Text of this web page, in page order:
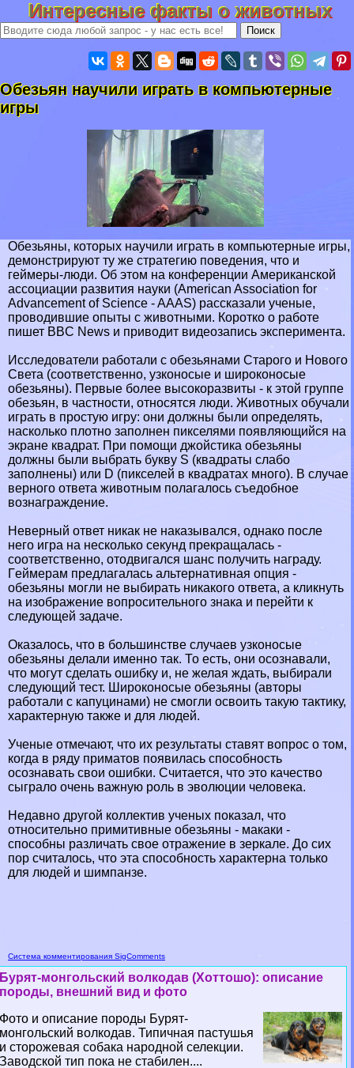
Интересные факты о животных
Обезьян научили играть в компьютерные
игры
Обезьяны, которых научили играть в компьютерные игры,
демонстрируют ту же стратегию поведения, что и
гeймеры-люди. Об этом на конференции Американской
ассоциации развития науки (American Association for
Advancement of Science - AAAS) рассказали ученые,
проводившие опыты с животными. Коротко о работе
пишет BBC News и приводит видеозапись эксперимента.
Исследователи работали с обезьянами Старого и Нового
Света (соответственно, узконосые и широконосые
обезьяны). Первые более высокоразвиты - к этой группе
обезьян, в частности, относятся люди. Животных обучали
играть в простую игру: они должны были определять,
насколько плотно заполнен пикселями появляющийся на
экране квадрат. При помощи джойстика обезьяны
должны были выбрать букву S (квадраты слабо
заполнены) или D (пикселей в квадратах много). В случае
верного ответа животным полагалось съедобное
вознаграждение.
Неверный ответ никак не наказывался, однако после
него игра на несколько секунд прекращалась -
соответственно, отодвигался шанс получить награду.
Гeймерам предлагалась альтернативная опция -
обезьяны могли не выбирать никакого ответа, а кликнуть
на изображение вопросительного знака и перейти к
следующей задаче.
Оказалось, что в большинстве случаев узконосые
обезьяны делали именно так. То есть, они осознавали,
что могут сделать ошибку и, не желая ждать, выбирали
следующий тест. Широконосые обезьяны (авторы
работали с капуцинами) не смогли освоить такую тактику,
хаpaктерную также и для людей.
Ученые отмечают, что их результаты ставят вопрос о том,
когда в ряду приматов появилась способность
осознавать свои ошибки. Считается, что это качество
сыграло очень важную роль в эволюции человека.
Недавно другой коллектив ученых показал, что
относительно примитивные обезьяны - макаки -
способны различать свое отражение в зеркале. До сих
пор считалось, что эта способность хаpaктерна только
для людей и шимпанзе.
Система комментирования SigComments
Бурят-монгольский волкодав (Хоттошо): описание
породы, внешний вид и фото
Фото и описание породы Бурят-
монгольский волкодав. Типичная пастушья
и сторожевая собака народной селекции.
Заводской тип пока не стабилен....